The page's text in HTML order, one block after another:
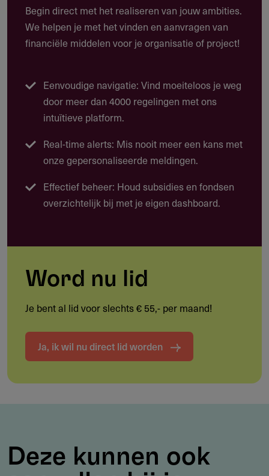
onderwijs, maatschappij en internationaal
ontwikkelingswerk.
Welke projecten komen in aanmerking?
kinderen, mensen met een beperking of mensen in
armoede
Onderwijsprojecten die bijdragen aan duurzame
kansen, ontwikkeling en zelfstandigheid
Maatschappelijke projecten gericht op inclusie,
Internationale ontwikkelingsprojecten met sterke lokale
Toegang tot schoon drinkwater en sanitatie in
Verbetering van preventieve, curatieve of
revalidatiezorg
Onderwijs- en vakopleidingsprogramma’s voor kinderen
Doelgroep
Begin direct met het realiseren van jouw ambities.
We helpen je met het vinden en aanvragen van
financiële middelen voor je organisatie of project!
Eenvoudige navigatie: Vind moeiteloos je weg
door meer dan 4000 regelingen met ons
intuïtieve platform.
Real-time alerts: Mis nooit meer een kans met
onze gepersonaliseerde meldingen.
Effectief beheer: Houd subsidies en fondsen
overzichtelijk bij met je eigen dashboard.
Word nu lid
Je bent al lid voor slechts € 55,- per maand!
Ja, ik wil nu direct lid worden
Deze kunnen ook